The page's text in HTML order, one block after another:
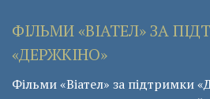
ФІЛЬМИ «ВІАТЕЛ» ЗА
«ДЕРЖКІНО»
Фільми «Віател» за підтримки